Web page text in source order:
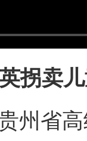
卖儿
省高